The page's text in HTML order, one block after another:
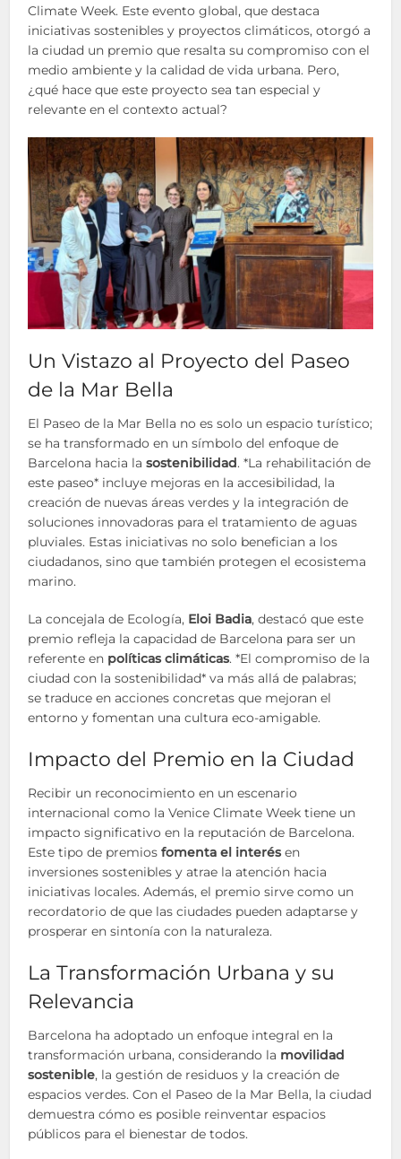
Climate Week. Este evento global, que destaca
iniciativas sostenibles y proyectos climáticos, otorgó a
la ciudad un premio que resalta su compromiso con el
medio ambiente y la calidad de vida urbana. Pero,
¿qué hace que este proyecto sea tan especial y
relevante en el contexto actual?
Un Vistazo al Proyecto del Paseo
de la Mar Bella
El Paseo de la Mar Bella no es solo un espacio turístico;
se ha transformado en un símbolo del enfoque de
Barcelona hacia lasostenibilidad. *La rehabilitación de
este paseo* incluye mejoras en la accesibilidad, la
creación de nuevas áreas verdes y la integración de
soluciones innovadoras para el tratamiento de aguas
pluviales. Estas iniciativas no solo benefician a los
ciudadanos, sino que también protegen el ecosistema
marino.
La concejala de Ecología, Eloi Badia, destacó que este
premio refleja la capacidad de Barcelona para ser un
referente en políticas climáticas. *El compromiso de la
ciudad con la sostenibilidad* va más allá de palabras;
se traduce en acciones concretas que mejoran el
entorno y fomentan una cultura eco-amigable.
Impacto del Premio en la Ciudad
Recibir un reconocimiento en un escenario
internacional como la Venice Climate Week tiene un
impacto significativo en la reputación de Barcelona.
Este tipo de premiosfomenta el interésen
inversiones sostenibles y atrae la atención hacia
iniciativas locales. Además, el premio sirve como un
recordatorio de que las ciudades pueden adaptarse y
prosperar en sintonía con la naturaleza.
La Transformación Urbana y su
Relevancia
Barcelona ha adoptado un enfoque integral en la
transformación urbana, considerando la movilidad
sostenible, la gestión de residuos y la creación de
espacios verdes. Con el Paseo de la Mar Bella, la ciudad
demuestra cómo es posible reinventar espacios
públicos para el bienestar de todos.